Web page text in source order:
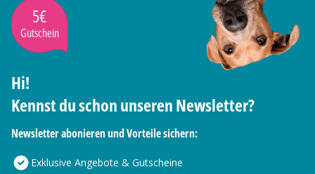
5€
Gutschein
Hi!
Kennst du schon unseren Newsletter?
Newsletter abonieren und Vorteile sichern:
Exklusive Angebote & Gutscheine